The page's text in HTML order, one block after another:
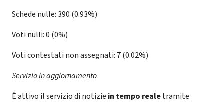
Schede nulle: 390 (0.93%)
Voti nulli: 0 (0%)
Voti contestati non assegnati: 7 (0.02%)
Servizio in aggiornamento
È attivo il servizio di notizie in tempo realetramite